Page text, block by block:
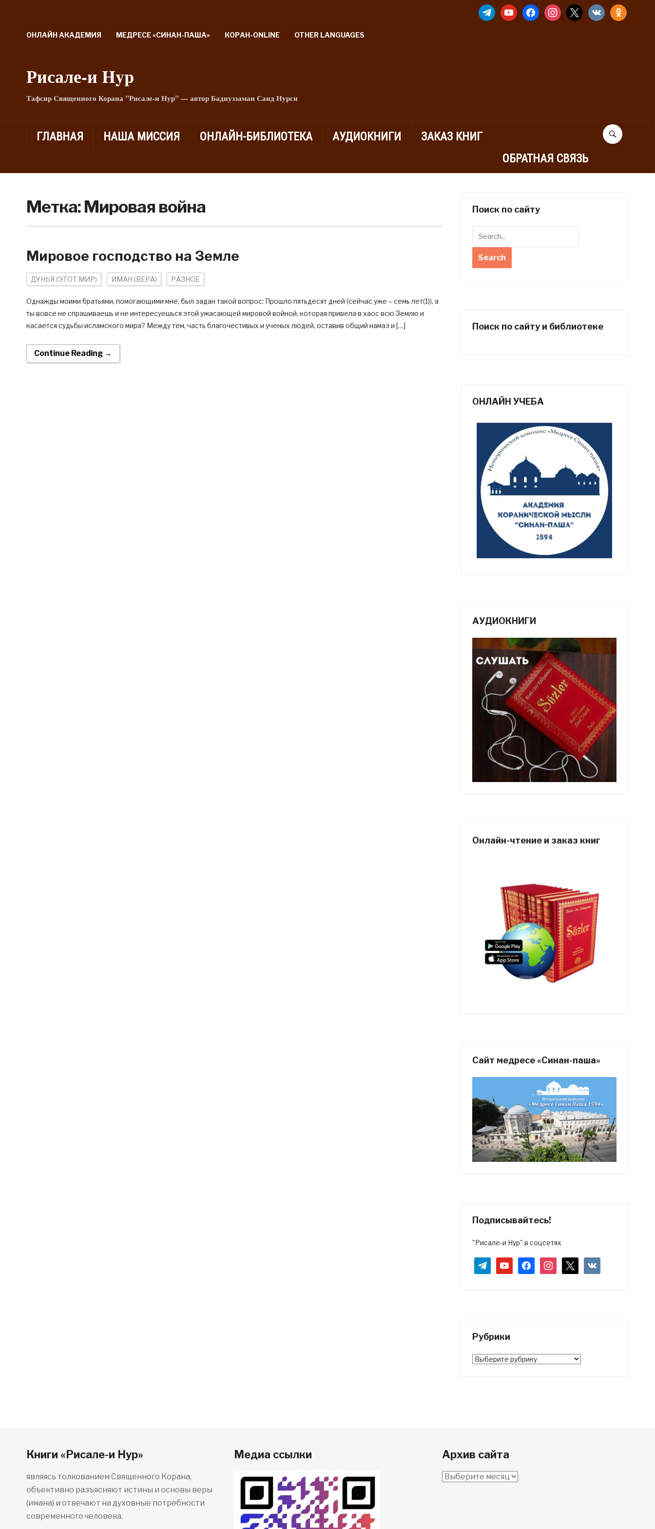
TELEGRAMYOUTUBEFACEBOOKINSTAGRAM
X VKONTAKTE
ОНЛАЙН АКАДЕМИЯ МЕДРЕСЕ «СИНАН-ПАША» КОРАН-ONLINE OTHER LANGUAGES
Рисале-и Hyp
Тафсир Священного Корана "Рисале-и Нур" — автор Бадиуззаман Саид Нурси
ГЛАВНАЯ НАША МИССИЯ ОНЛАЙН-БИБЛИОТЕКА АУДИОКНИГИ
ЗАКАЗ КНИГ
ОБРАТНАЯ СВЯЗЬ
Метка:Мировая война
Мировое господство на Земле
ДУНЬЯ (ЭТОТ МИР) ИМАН (ВЕРА) РАЗНОЕ
Однажды моими братьями, помогающими мне, был задан такой вопрос: Прошло пятьдесят дней (сейчас уже – семь лет(1)), а
ты вовсе не спрашиваешь и не интересуешься этой ужасающей мировой войной, которая привела в хаос всю Землю и
касается судьбы исламского мира? Между тем, часть благочестивых и ученых людей, оставив общий намаз и […]
Continue Reading →
Поиск по сайту
Поиск по сайту и библиотеке
ОНЛАЙН УЧЕБА
АУДИОКНИГИ
Онлайн-чтение и заказ книг
Сайт медресе «Синан-паша»
Подписывайтесь!
"Рисале-и Нур" в соцсетях
telegramyoutubefacebookinstagram vkontakte
Рубрики
Рубрики
Книги «Рисале-и Нур»
являясь толкованием Священного Корана,
объективно разъясняют истины и основы веры
(имана) и отвечают на духовные потребности
современного человека.
Медиа ссылки Архив сайта
Архив